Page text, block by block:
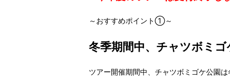
～おすすめポイント①～
冬季期間中、チャツボミ
ツアー開催期間中、チャツボミゴケ公園は